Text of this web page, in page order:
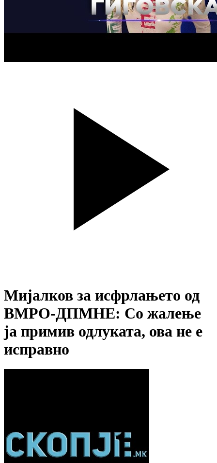
Мијалков за исфрлањето од
ВМРО-ДПМНЕ: Со жалење
ја примив одлуката, ова не е
исправно